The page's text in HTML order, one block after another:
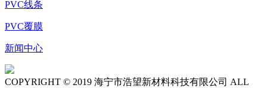
PVC线条
PVC覆膜
新闻中心
COPYRIGHT © 2019 海宁市浩望新材料科技有限公司 ALL